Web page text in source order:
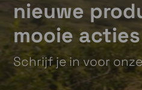
de kaarten om je route
te volgen.
nieuwe
mooie acties
Schrijf je in voor